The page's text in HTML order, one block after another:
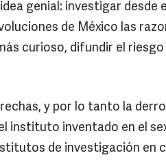
genial: investigar
de México las
curioso, difundir el
y por lo tanto la
instituto inventado en el
de investigación en